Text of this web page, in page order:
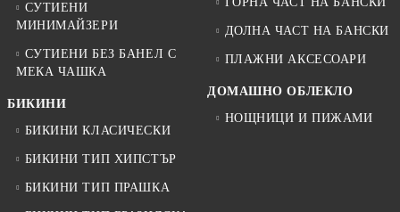
СУТИЕНИ
МИНИМАЙЗЕРИ
СУТИЕНИ БЕЗ БАНЕЛ С
МЕКА ЧАШКА
БИКИНИ
БИКИНИ КЛАСИЧЕСКИ
БИКИНИ ТИП ХИПСТЪР
БИКИНИ ТИП ПРАШКА
ДОЛНА ЧАСТ НА БАНСКИ
ПЛАЖНИ АКСЕСОАРИ
ДОМАШНО ОБЛЕКЛО
НОЩНИЦИ И ПИЖАМИ